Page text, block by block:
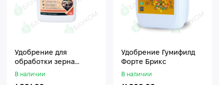
Удобрение для
обработки зерна
Стармакс Гумифос
В наличии
Удобрение Гумифилд
Форте Брикс
В наличии